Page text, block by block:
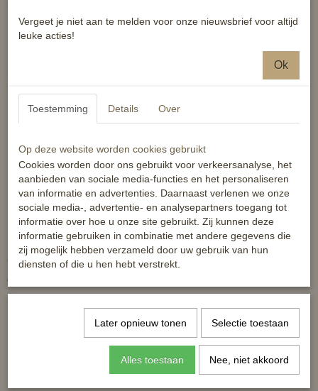
HB oornetje - Color met strass -
diverse kleuren en maten
€ 14,95
HB oornet Orange To Rio NL
Vergeet je niet aan te melden voor onze nieuwsbrief voor altijd
leuke acties!
Ok
Toestemming Details Over
Op deze website worden cookies gebruikt
Cookies worden door ons gebruikt voor verkeersanalyse, het
aanbieden van sociale media-functies en het personaliseren
van informatie en advertenties. Daarnaast verlenen we onze
sociale media-, advertentie- en analysepartners toegang tot
informatie over hoe u onze site gebruikt. Zij kunnen deze
informatie gebruiken in combinatie met andere gegevens die
zij mogelijk hebben verzameld door uw gebruik van hun
diensten of die u hen hebt verstrekt.
Later opnieuw tonen Selectie toestaan
Alles toestaan Nee, niet akkoord